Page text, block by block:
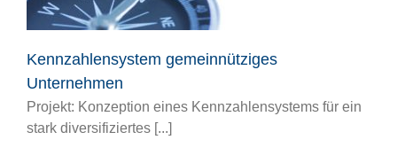
Kennzahlensystem gemeinnütziges
Unternehmen
Projekt: Konzeption eines Kennzahlensystems für ein
stark diversifiziertes [...]